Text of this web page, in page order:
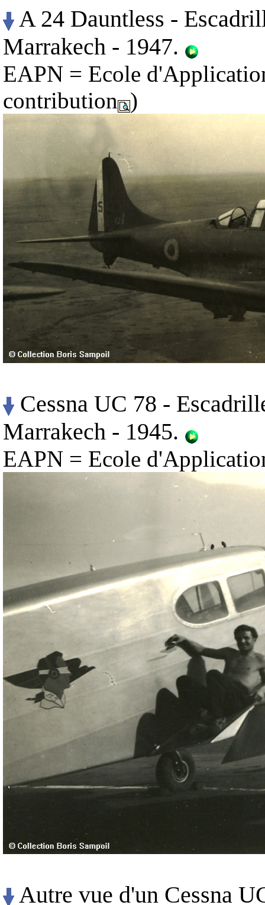
A 24 Dauntless -
Marrakech - 1947.
EAPN = Ecole
contribution )
Cessna UC 78 -
Marrakech - 1945.
EAPN = Ecole
Autre vue d'un Cessna